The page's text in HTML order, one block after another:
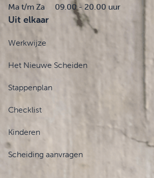
Ma t/m Za 09.00 - 20.00 uur
Uit elkaar
Werkwijze
Het Nieuwe Scheiden
Stappenplan
Checklist
Kinderen
Scheiding aanvragen